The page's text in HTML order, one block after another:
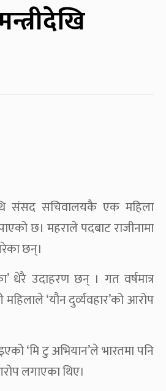
संसद सचिवालयकै एक महिला
छ। महराले पदबाट राजीनामा
छन्।
धेरै उदाहरण छन् । गत वर्षमात्र
‘यौन दुर्व्यवहार’को आरोप
‘मि टु अभियान’ले भारतमा पनि
लगाएका थिए।